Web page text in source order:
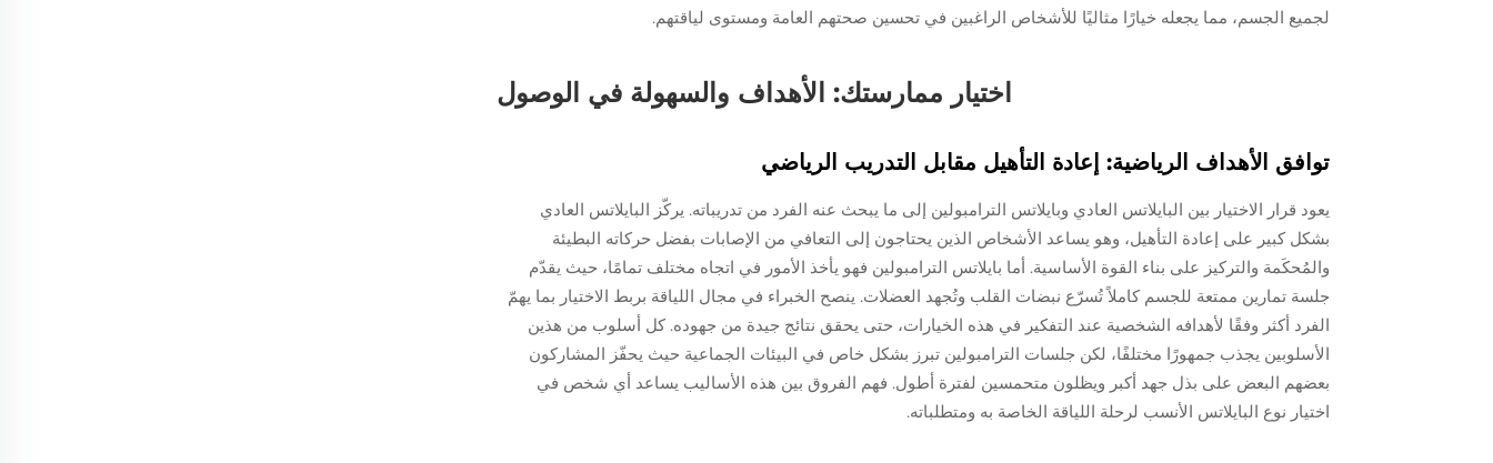
لجميع الجسم، مما يجعله خيارًا مثاليًا للأشخاص الراغبين في تحسين صحتهم العامة ومستوى لياقتهم.
اختيار ممارستك: الأهداف والسهولة في الوصول
توافق الأهداف الرياضية: إعادة التأهيل مقابل التدريب الرياضي
يعود قرار الاختيار بين البايلاتس العادي وبايلاتس الترامبولين إلى ما يبحث عنه الفرد من تدريباته. يركّز البايلاتس العادي
بشكل كبير على إعادة التأهيل، وهو يساعد الأشخاص الذين يحتاجون إلى التعافي من الإصابات بفضل حركاته البطيئة
والمُحكَمة والتركيز على بناء القوة الأساسية. أما بايلاتس الترامبولين فهو يأخذ الأمور في اتجاه مختلف تمامًا، حيث يقدّم
جلسة تمارين ممتعة للجسم كاملاً تُسرّع نبضات القلب وتُجهد العضلات. ينصح الخبراء في مجال اللياقة بربط الاختيار بما يهمّ
الفرد أكثر وفقًا لأهدافه الشخصية عند التفكير في هذه الخيارات، حتى يحقق نتائج جيدة من جهوده. كل أسلوب من هذين
الأسلوبين يجذب جمهورًا مختلفًا، لكن جلسات الترامبولين تبرز بشكل خاص في البيئات الجماعية حيث يحفّز المشاركون
بعضهم البعض على بذل جهد أكبر ويظلون متحمسين لفترة أطول. فهم الفروق بين هذه الأساليب يساعد أي شخص في
اختيار نوع البايلاتس الأنسب لرحلة اللياقة الخاصة به ومتطلباته.